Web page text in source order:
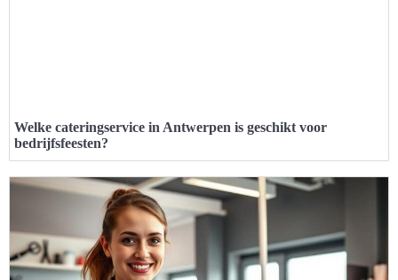
Welke cateringservice in Antwerpen is geschikt voor
bedrijfsfeesten?